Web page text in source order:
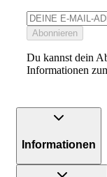
Abonnieren
Du kannst dein
Informationen
Informationen